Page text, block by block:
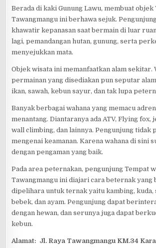
Berada di kaki Gunung Lawu, membuat objek
Tawangmangu ini berhawa sejuk.
khawatir kepanasan saat bermain di luar
lagi, pemandangan hutan, gunung, serta
menyejukkan mata.
Objek wisata ini memanfaatkan alam sekitar.
permainan yang disediakan pun seputar
ikan, sawah, kebun sayur, dan tak lupa
Banyak berbagai wahana yang memacu
menantang. Diantaranya ada ATV, Flying fox,
wall climbing, dan lainnya. Pengunjung tidak
mengenai keamanan. Karena wahana di sini
dengan pengaman yang baik.
Pada area peternakan, pengunjung Tempat
Tawangmangu ini diajari cara beternak yang
dipelihara untuk ternak yaitu kambing, kuda,
bebek, dan ayam. Pengunjung dapat
dengan hewan, dan serunya juga dapat
kebun.
Alamat: Jl. Raya Tawangmangu KM.34